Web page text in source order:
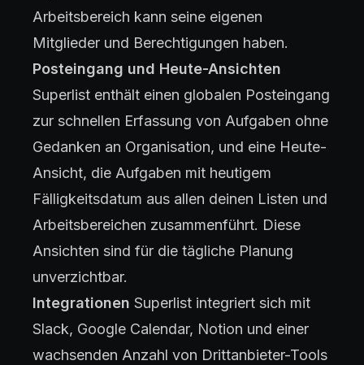
Arbeitsbereich kann seine eigenen
Mitglieder und Berechtigungen haben.
Posteingang und Heute-Ansichten
Superlist enthält einen globalen Posteingang
zur schnellen Erfassung von Aufgaben ohne
Gedanken an Organisation, und eine Heute-
Ansicht, die Aufgaben mit heutigem
Fälligkeitsdatum aus allen deinen Listen und
Arbeitsbereichen zusammenführt. Diese
Ansichten sind für die tägliche Planung
unverzichtbar.
Integrationen Superlist integriert sich mit
Slack, Google Calendar, Notion und einer
wachsenden Anzahl von Drittanbieter-Tools